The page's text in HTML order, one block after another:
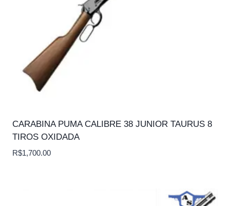
CARABINA PUMA CALIBRE 38 JUNIOR TAURUS 8
TIROS OXIDADA
R$1,700.00